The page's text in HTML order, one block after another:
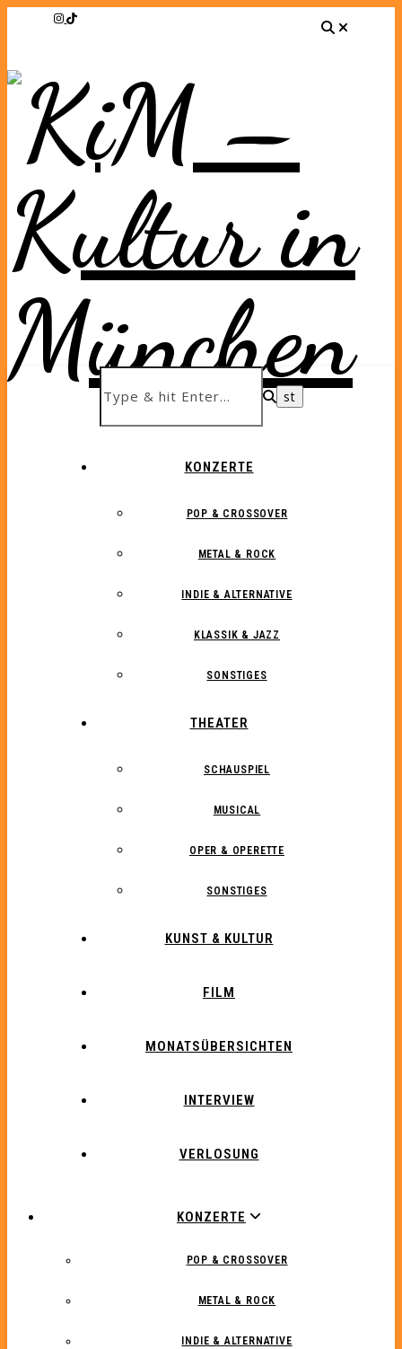
KONZERTE
POP & CROSSOVER
METAL & ROCK
INDIE & ALTERNATIVE
KLASSIK & JAZZ
SONSTIGES
THEATER
SCHAUSPIEL
MUSICAL
OPER & OPERETTE
SONSTIGES
KUNST & KULTUR
FILM
MONATSÜBERSICHTEN
INTERVIEW
VERLOSUNG
KONZERTE
POP & CROSSOVER
METAL & ROCK
INDIE & ALTERNATIVE